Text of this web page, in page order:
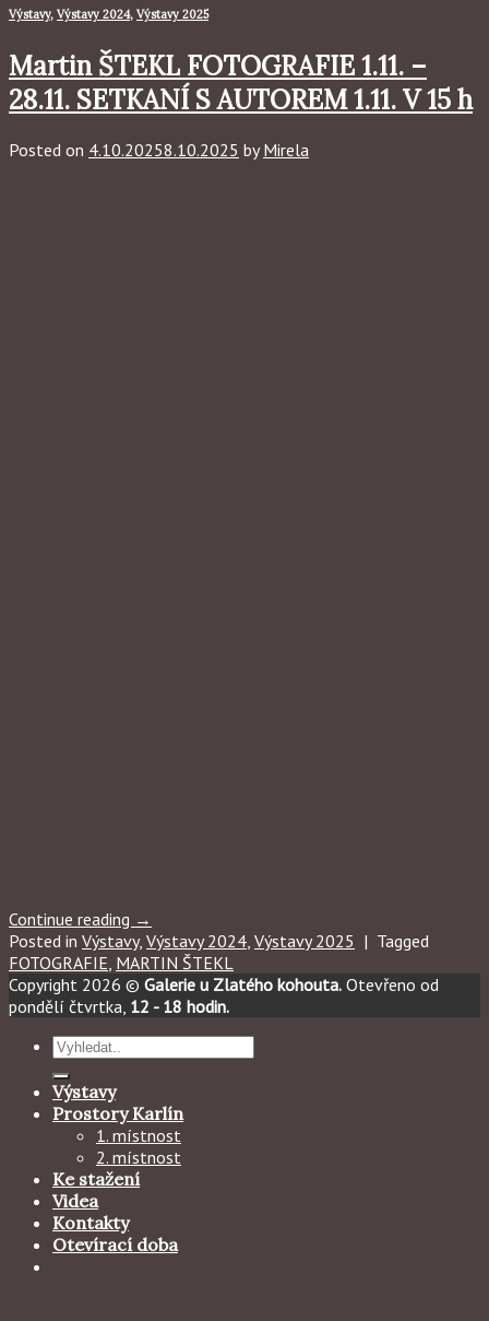
Výstavy, Výstavy 2024, Výstavy 2025
Martin ŠTEKL FOTOGRAFIE 1.11. –
28.11. SETKANÍ S AUTOREM 1.11. V 15 h
Posted on 4.10.20258.10.2025 byMirela
Continue reading →
Posted in Výstavy, Výstavy 2024 Výstavy 2025 | Tagged
FOTOGRAFIE MARTIN ŠTEKL
Copyright 2026 © Galerie u Zlatého kohouta. Otevřeno od
pondělí čtvrtka, 12 - 18 hodin.
Hledat:
Výstavy
Prostory Karlín
1. místnost
2. místnost
Ke stažení
Videa
Kontakty
Otevírací doba